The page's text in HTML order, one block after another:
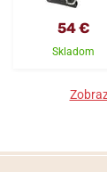
54 €
Skladom